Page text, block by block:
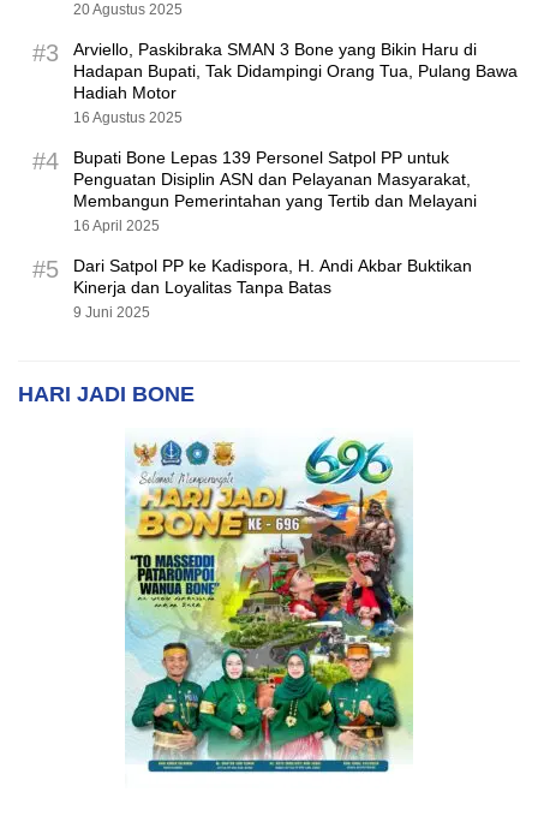
20 Agustus 2025
#3
Arviello, Paskibraka SMAN 3 Bone yang Bikin Haru di
Hadapan Bupati, Tak Didampingi Orang Tua, Pulang Bawa
Hadiah Motor
16 Agustus 2025
#4
Bupati Bone Lepas 139 Personel Satpol PP untuk
Penguatan Disiplin ASN dan Pelayanan Masyarakat,
Membangun Pemerintahan yang Tertib dan Melayani
16 April 2025
#5
Dari Satpol PP ke Kadispora, H. Andi Akbar Buktikan
Kinerja dan Loyalitas Tanpa Batas
9 Juni 2025
HARI JADI BONE